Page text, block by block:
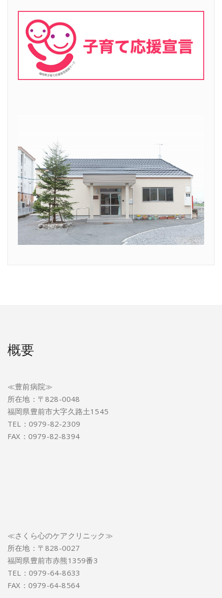
概要
≪豊前病院≫
所在地：〒828-0048
福岡県豊前市大字久路土1545
TEL：0979-82-2309
FAX：0979-82-8394
≪さくら心のケアクリニック≫
所在地：〒828-0027
福岡県豊前市赤熊1359番3
TEL：0979-64-8633
FAX：0979-64-8564